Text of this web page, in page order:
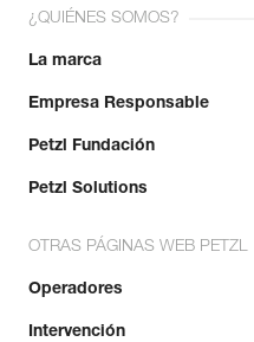
¿QUIÉNES SOMOS?
La marca
Empresa Responsable
Petzl Fundación
Petzl Solutions
OTRAS PÁGINAS WEB PETZL
Operadores
Intervención